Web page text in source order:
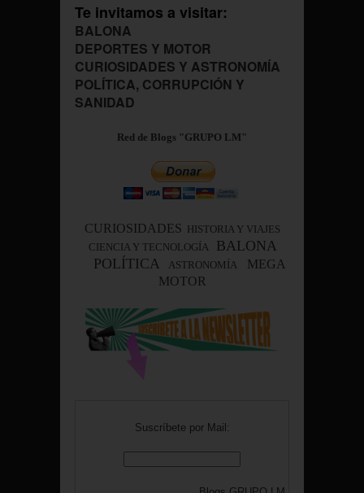
Te invitamos a visitar:
BALONA
DEPORTES Y MOTOR
CURIOSIDADES Y ASTRONOMÍA
POLÍTICA, CORRUPCIÓN Y
SANIDAD
Red de Blogs "GRUPO LM"
CURIOSIDADES HISTORIA Y VIAJES
CIENCIA Y TECNOLOGÍA
BALONA
POLÍTICA
ASTRONOMÍA
MEGA
MOTOR
Suscríbete por Mail: